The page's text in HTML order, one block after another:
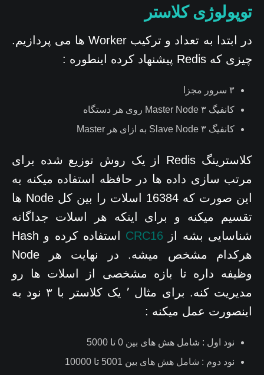
توپولوژی کلاستر
در ابتدا به تعداد و ترکیب Worker ها می پردازیم.
چیزی که Redis پیشنهاد کرده اینطوره :
۳ سرور مجزا
کانفیگ ۳ Master Node روی هر دستگاه
کانفیگ ۳ Slave Node به ازای هر Master
کلاسترینگ Redis از یک روش توزیع شده برای
مرتب سازی داده ها در حافظه استفاده میکنه به
این صورت که 16384 اسلات را بین کل Node ها
تقسیم میکنه و برای اینکه هر اسلات جداگانه
شناسایی بشه از CRC16
استفاده کرده و Hash
هرکدام مشخص میشه. در نهایت هر Node
وظیفه داره تا بازه مشخصی از اسلات ها رو
مدیریت کنه. برای مثال ٬ یک کلاستر با ۳ نود به
اینصورت عمل میکنه :
نود اول : شامل هش های بین 0 تا 5000
نود دوم : شامل هش های بین 5001 تا 10000